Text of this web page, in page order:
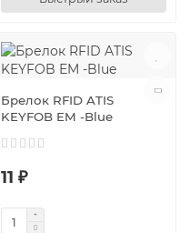
Брелок RFID ATIS
KEYFOB EM -Blue
11 ₽